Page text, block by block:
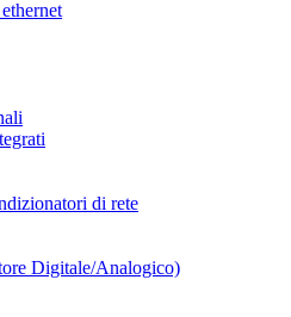
di rete
Digitale/Analogico)